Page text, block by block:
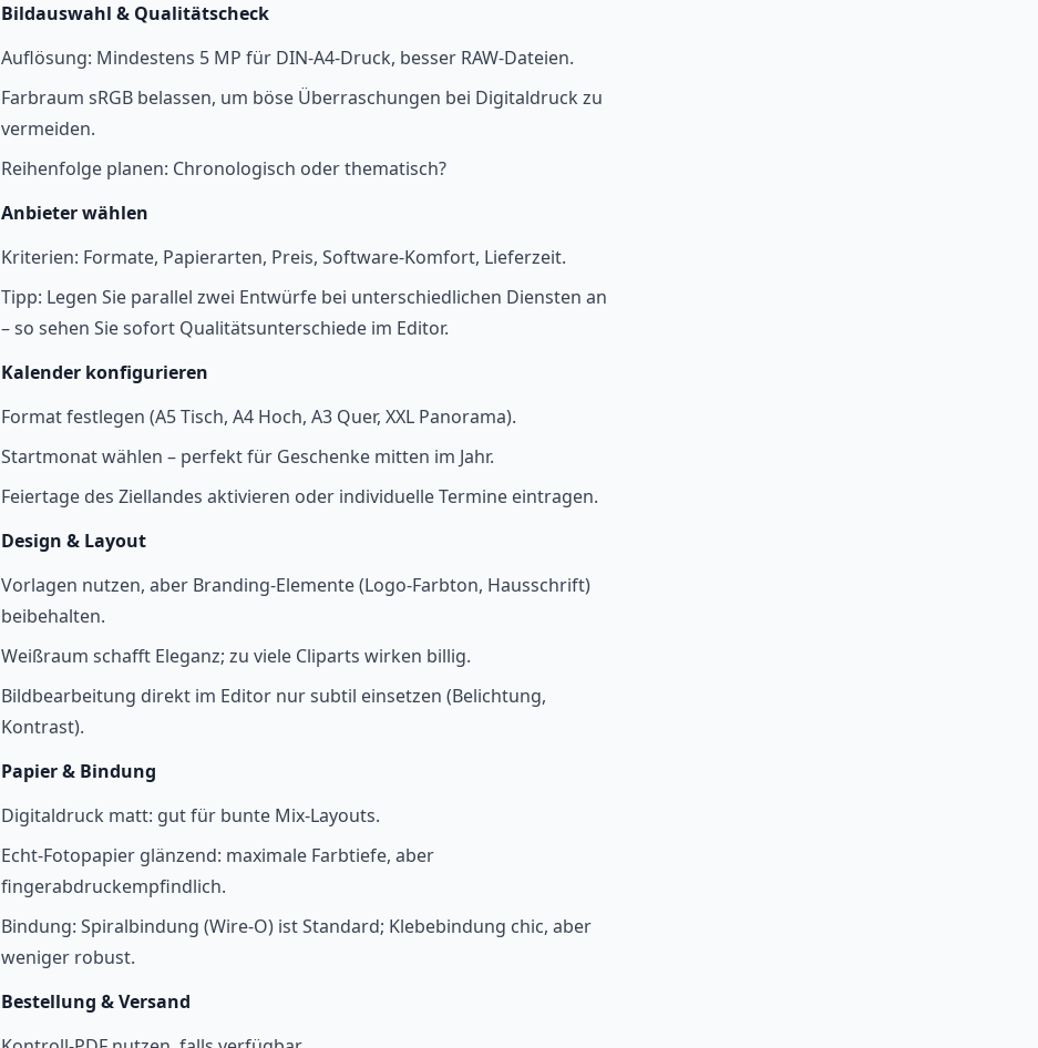
Bildauswahl & Qualitätscheck
Auflösung: Mindestens 5 MP für DIN-A4-Druck, besser RAW-Dateien.
Farbraum sRGB belassen, um böse Überraschungen bei Digitaldruck zu
vermeiden.
Reihenfolge planen: Chronologisch oder thematisch?
Anbieter wählen
Kriterien: Formate, Papierarten, Preis, Software-Komfort, Lieferzeit.
Tipp: Legen Sie parallel zwei Entwürfe bei unterschiedlichen Diensten an
– so sehen Sie sofort Qualitätsunterschiede im Editor.
Kalender konfigurieren
Format festlegen (A5 Tisch, A4 Hoch, A3 Quer, XXL Panorama).
Startmonat wählen – perfekt für Geschenke mitten im Jahr.
Feiertage des Ziellandes aktivieren oder individuelle Termine eintragen.
Design & Layout
Vorlagen nutzen, aber Branding-Elemente (Logo-Farbton, Hausschrift)
beibehalten.
Weißraum schafft Eleganz; zu viele Cliparts wirken billig.
Bildbearbeitung direkt im Editor nur subtil einsetzen (Belichtung,
Kontrast).
Papier & Bindung
Digitaldruck matt: gut für bunte Mix-Layouts.
Echt-Fotopapier glänzend: maximale Farbtiefe, aber
fingerabdruckempfindlich.
Bindung: Spiralbindung (Wire-O) ist Standard; Klebebindung chic, aber
weniger robust.
Bestellung & Versand